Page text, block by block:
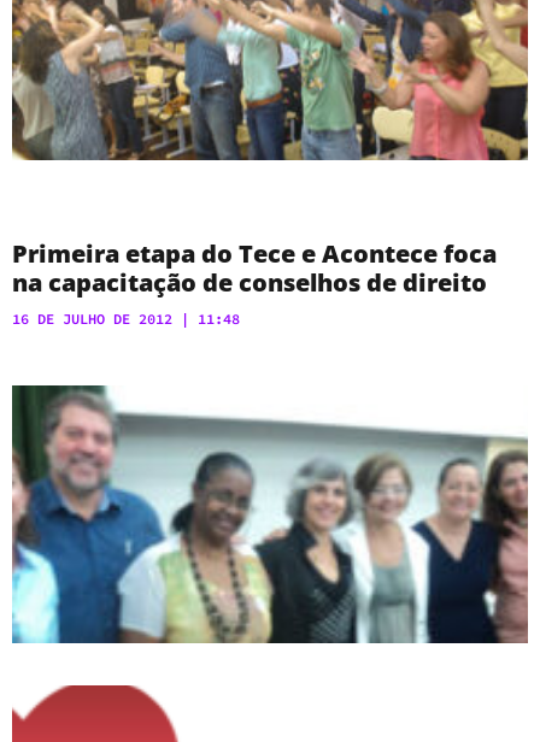
Primeira etapa do Tece e Acontece foca
na capacitação de conselhos de direito
16 DE JULHO DE 2012 11:48